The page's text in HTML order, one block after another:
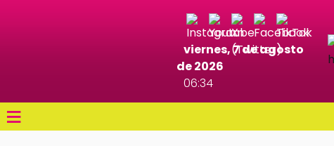
viernes, 7 de agosto
de 2026
06:34
≡